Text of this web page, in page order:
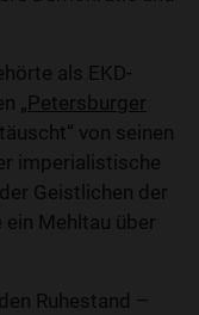
als EKD-
„Petersburger
von seinen
imperialistische
Geistlichen der
Mehltau über
Ruhestand –